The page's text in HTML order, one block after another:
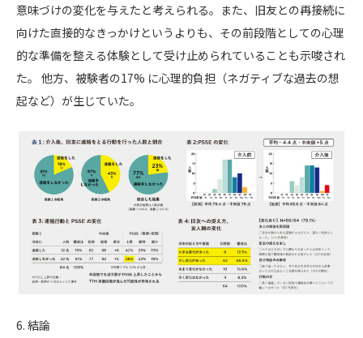
意味づけの変化を与えたと考えられる。また、旧友との再接続に
向けた直接的なきっかけというよりも、その前段階としての心理
的な準備を整える体験として受け止められていることも示唆され
た。 他方、被験者の17% に心理的負担（ネガティブな過去の想
起など）が生じていた。
6. 結論